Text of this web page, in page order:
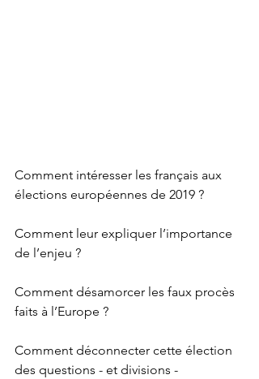
Comment intéresser les français aux
élections européennes de 2019 ?
Comment leur expliquer l’importance
de l’enjeu ?
Comment désamorcer les faux procès
faits à l’Europe ?
Comment déconnecter cette élection
des questions - et divisions -